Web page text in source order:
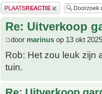
Plaats een reactie
Re: Uitverkoop
door marinus op 13 okt
Rob: Het zou leuk zijn
tuin.